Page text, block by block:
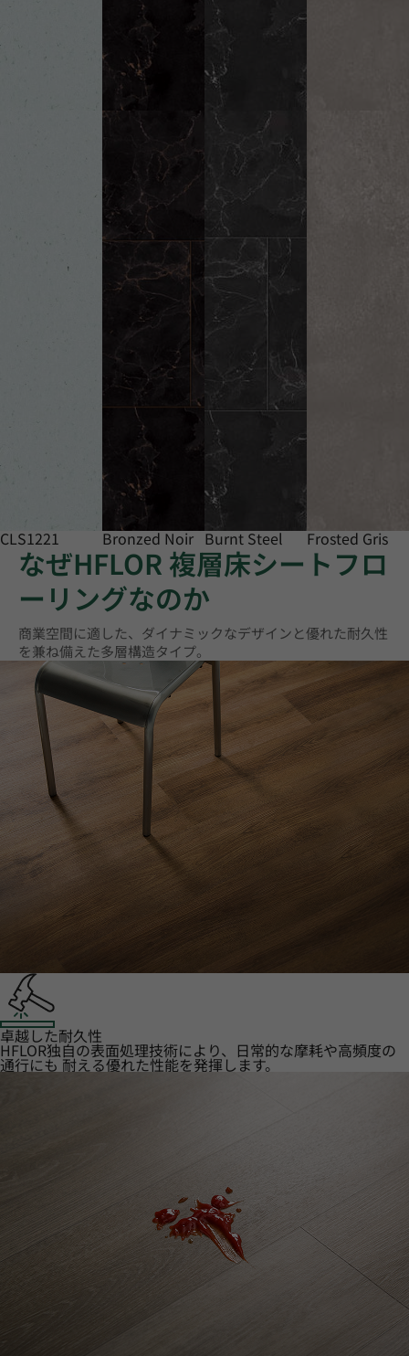
CLS1221 Bronzed Noir Burnt Steel Frosted Gris
なぜHFLOR 複層床シートフロ
ーリングなのか
商業空間に適した、ダイナミックなデザインと優れた耐久性
を兼ね備えた多層構造タイプ。
卓越した耐久性
HFLOR独自の表面処理技術により、日常的な摩耗や高頻度の
通行にも 耐える優れた性能を発揮します。